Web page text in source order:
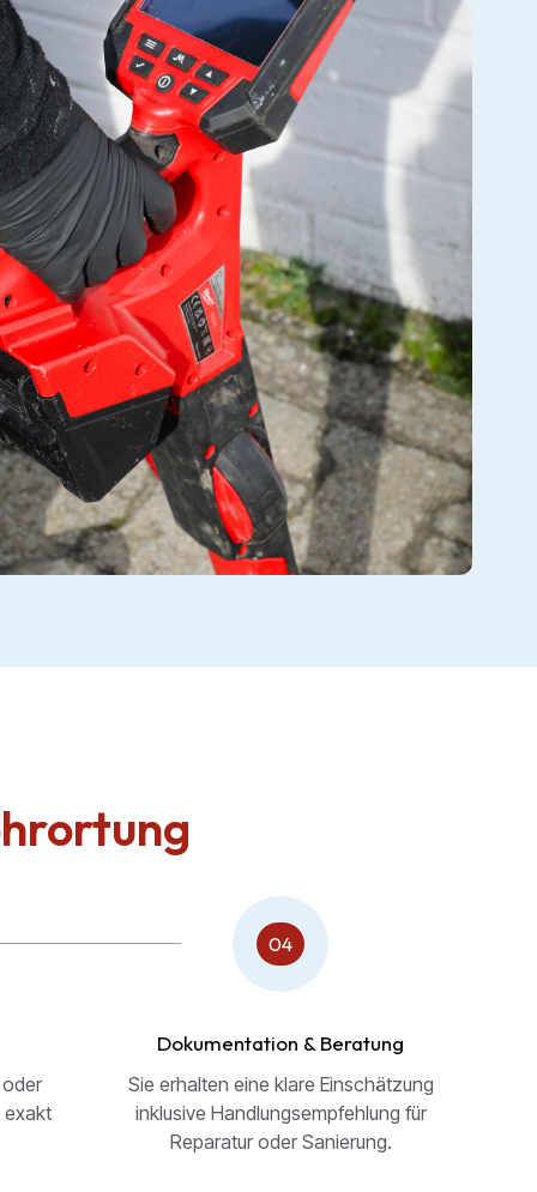
exakt
04
Dokumentation & Beratung
Sie erhalten eine klare Einschätzung
inklusive Handlungsempfehlung für
Reparatur oder Sanierung.